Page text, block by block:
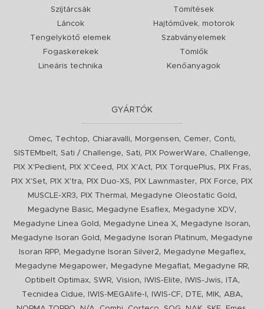
Szíjtárcsák
Láncok
Tengelykötő elemek
Fogaskerekek
Lineáris technika
Tömítések
Hajtóművek, motorok
Szabványelemek
Tömlők
Kenőanyagok
GYÁRTÓK
Omec, Techtop, Chiaravalli, Morgensen, Cemer, Conti,
SISTEMbelt, Sati / Challenge, Sati, PIX PowerWare, Challenge,
PIX X'Pedient, PIX X'Ceed , PIX X'Act, PIX TorquePlus, PIX Fras,
PIX X'Set, PIX X'tra, PIX Duo-XS, PIX Lawnmaster, PIX Force,
PIX
MUSCLE-XR3, PIX Thermal , Megadyne Oleostatic Gold ,
Megadyne Basic, Megadyne Esaflex, Megadyne XDV,
Megadyne Linea Gold , Megadyne Linea X, Megadyne Isoran,
Megadyne Isoran Gold , Megadyne Isoran Platinum,
Megadyne
Isoran RPP, Megadyne Isoran Silver2, Megadyne Megaflex,
Megadyne Megapower, Megadyne Megaflat, Megadyne RR,
Optibelt Optimax, SWR, Vision, IWIS-Elite, IWIS-Jwis, ITA,
Tecnidea Cidue, IWIS-MEGAlife-I , IWIS-CF, DTE, MIK, ABA,